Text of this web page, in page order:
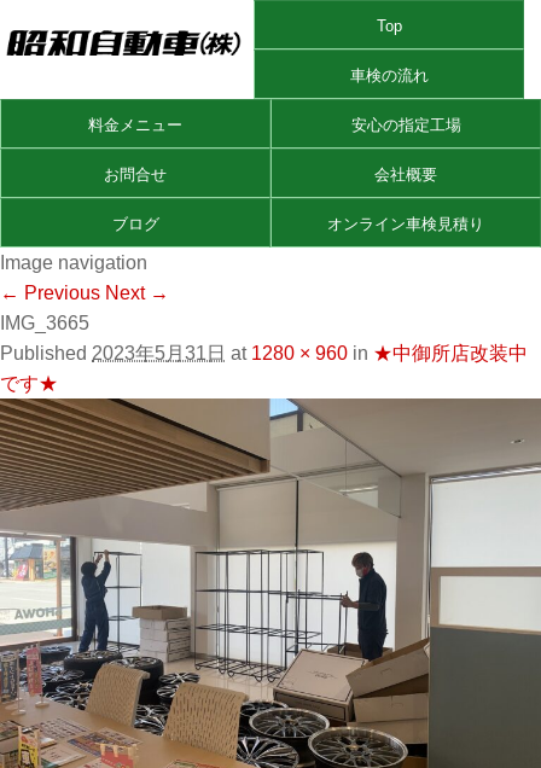
Top
車検の流れ
料金メニュー 安心の指定工場
お問合せ 会社概要
ブログ オンライン車検見積り
Image navigation
← Previous Next →
IMG_3665
Published 2023年5月31日 at 1280 × 960 in ★中御所店改装中
です★